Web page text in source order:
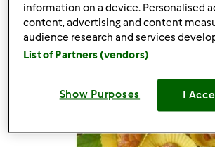
information on a device. Personalised
content, advertising and content
audience research and services
List of Partners (vendors)
Show Purposes I